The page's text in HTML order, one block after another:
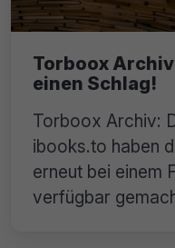
Torboox
einen Schlag!
Torboox Archiv:
ibooks.to haben
erneut bei einem
verfügbar